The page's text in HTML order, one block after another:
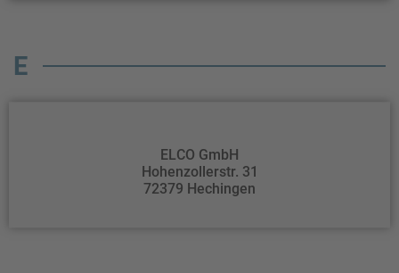
E
ELCO GmbH
Hohenzollerstr. 31
72379 Hechingen